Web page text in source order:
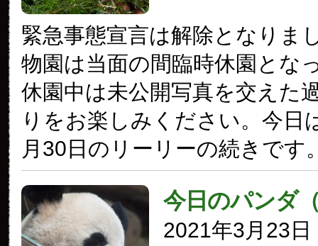
緊急事態宣言は解除となりま
物園は当面の間臨時休園とな
休園中は未公開写真を交えた
りをお楽しみください。今日
月30日のリーリーの続きです
今日のパンダ
2021年3月23日